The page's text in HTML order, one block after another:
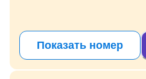
Показать номер